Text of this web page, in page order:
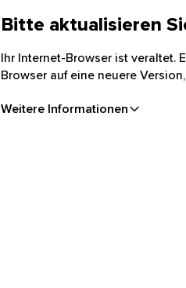
Bitte aktualisieren
Ihr Internet-Browser ist veraltet.
Browser auf eine neuere
Weitere Informationen